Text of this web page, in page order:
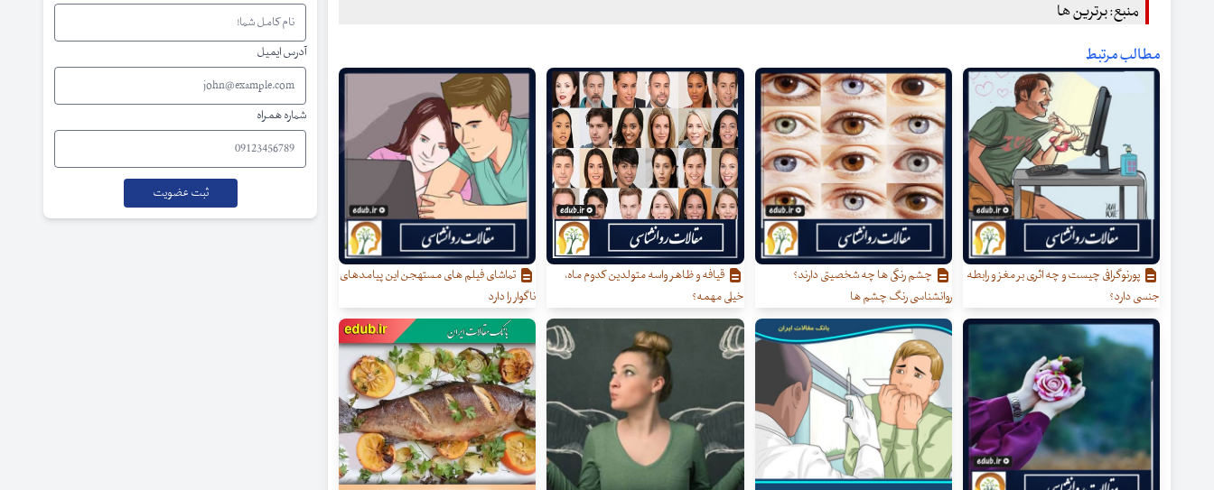
منبع: برترین ها
مطالب مرتبط
پورنوگرافی چیست و چه اثری بر مغز و رابطه
جنسی دارد؟
چشم رنگی ها چه شخصیتی دارند؟
روانشناسی رنگ چشم ها
قیافه و ظاهر واسه متولدین کدوم ماه،
خیلی مهمه؟
تماشای فیلم های مستهجن این پیامدهای
ناگوار را دارد
آدرس ایمیل
شماره همراه